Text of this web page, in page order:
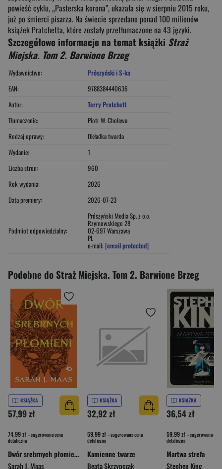
powieść cyklu, „Pasterska korona”, ukazała się w sierpniu 2015 roku,
już po śmierci pisarza. Na świecie sprzedano ponad 100 milionów
książek Pratchetta, które zostały przetłumaczone na 43 języki.
Szczegółowe informacje na temat książki Straż
Miejska. Tom 2. Barwione Brzeg
Wydawnictwo:
Prószyński i S-ka
EAN:
9788384440636
Autor:
Terry Pratchett
Tłumaczenie:
Piotr W. Cholewa
Rodzaj oprawy:
Okładka twarda
Wydanie:
1
Liczba stron:
960
Rok wydania:
2026
Data premiery:
2026-07-23
Podmiot odpowiedzialny:
Prószyński Media Sp. z o.o.
Rzymowskiego 28
02-697 Warszawa
PL
e-mail: [email protected]
Podobne do Straż Miejska. Tom 2. Barwione Brzeg
KSIĄŻKA
57,99 zł
74,99 zł - sugerowana cena
detaliczna
Dwór srebrnych płomieni. Dwór cierni i róż. Tom 5 wyd. 2026
Sarah J. Maas
KSIĄŻKA
32,92 zł
59,99 zł - sugerowana cena
detaliczna
Kamienne twarze
Beata Skrzypczak
KSIĄŻKA
36,54 zł
59,99 zł - sugerowana cena
detaliczna
Martwa strefa
Stephen King